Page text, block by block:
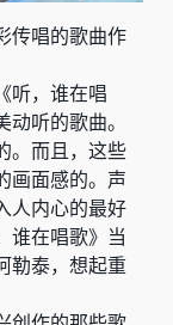
传唱的歌曲作
听，谁在唱
听的歌曲。
。而且，这些
画面感的。声
人内心的最好
谁在唱歌》当
勒泰，想起重